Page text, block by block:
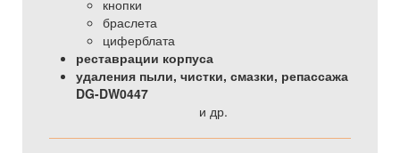
кнопки
браслета
циферблата
реставрации корпуса
удаления пыли, чистки, смазки, репассажа
DG-DW0447
и др.